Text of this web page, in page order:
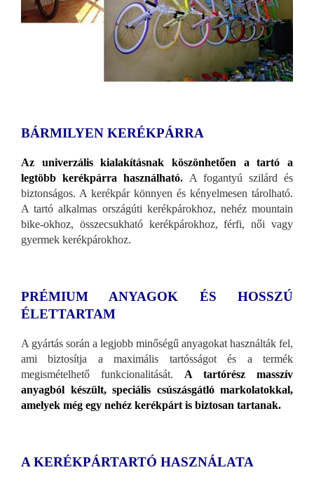
BÁRMILYEN KERÉKPÁRRA
Az univerzális kialakításnak köszönhetően a tartó a
legtöbb kerékpárra használható. A fogantyú szilárd és
biztonságos. A kerékpár könnyen és kényelmesen tárolható.
A tartó alkalmas országúti kerékpárokhoz, nehéz mountain
bike-okhoz, összecsukható kerékpárokhoz, férfi, női vagy
gyermek kerékpárokhoz.
PRÉMIUM ANYAGOK ÉS HOSSZÚ
ÉLETTARTAM
A gyártás során a legjobb minőségű anyagokat használták fel,
ami biztosítja a maximális tartósságot és a termék
megismételhető funkcionalitását. A tartórész masszív
anyagból készült, speciális csúszásgátló markolatokkal,
amelyek még egy nehéz kerékpárt is biztosan tartanak.
A KERÉKPÁRTARTÓ HASZNÁLATA